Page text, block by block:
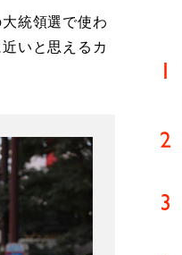
統領選で使わ
いと思えるカ